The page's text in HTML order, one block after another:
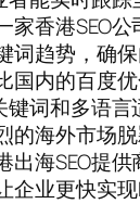
家香港SEO
词趋势，确
国内的百度
键词和多语
的海外市场
出海SEO提
业更快实现